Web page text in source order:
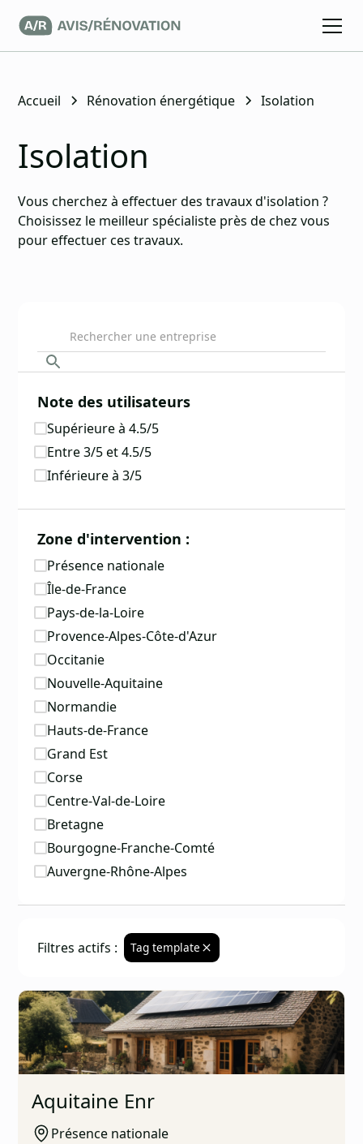
Accueil Rénovation énergétique Isolation
Isolation
Vous cherchez à effectuer des travaux d'isolation ?
Choisissez le meilleur spécialiste près de chez vous
pour effectuer ces travaux.
Note des utilisateurs
Supérieure à 4.5/5
Entre 3/5 et 4.5/5
Inférieure à 3/5
Zone d'intervention :
Présence nationale
Île-de-France
Pays-de-la-Loire
Provence-Alpes-Côte-d'Azur
Occitanie
Nouvelle-Aquitaine
Normandie
Hauts-de-France
Grand Est
Corse
Centre-Val-de-Loire
Bretagne
Bourgogne-Franche-Comté
Auvergne-Rhône-Alpes
Filtres actifs : Tag template
Aquitaine Enr
Présence nationale